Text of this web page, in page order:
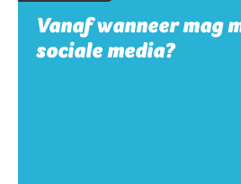
Vanaf wanneer mag
sociale media?